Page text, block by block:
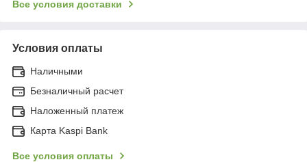
Все условия доставки
Условия оплаты
Наличными
Безналичный расчет
Наложенный платеж
Карта Kaspi Bank
Все условия оплаты